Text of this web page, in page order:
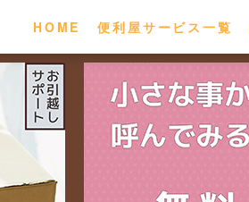
HOME 便利屋サービス一覧